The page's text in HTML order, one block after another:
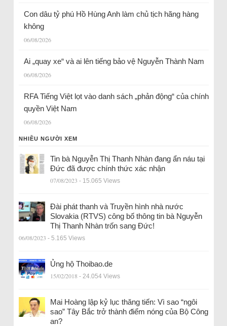
Con dâu tỷ phú Hồ Hùng Anh làm chủ tịch hãng hàng
không
06/08/2026
Ai „quay xe“ và ai lên tiếng bảo vệ Nguyễn Thành Nam
06/08/2026
RFA Tiếng Việt lọt vào danh sách „phản động“ của chính
quyền Việt Nam
06/08/2026
NHIỀU NGƯỜI XEM
Tin bà Nguyễn Thị Thanh Nhàn đang ẩn náu tại
Đức đã được chính thức xác nhận
07/08/2023 - 15.065 Views
Đài phát thanh và Truyền hình nhà nước
Slovakia (RTVS) công bố thông tin bà Nguyễn
Thị Thanh Nhàn trốn sang Đức!
06/08/2023 - 5.165 Views
Ủng hộ Thoibao.de
15/02/2018 - 24.054 Views
Mai Hoàng lập kỷ lục thăng tiến: Vì sao “ngôi
sao” Tây Bắc trở thành điểm nóng của Bộ Công
an?